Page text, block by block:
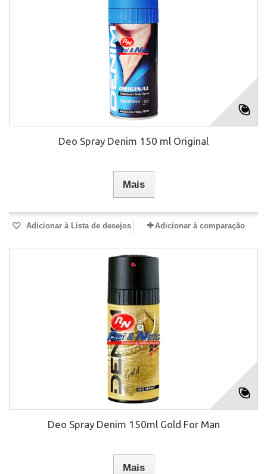
Deo Spray Denim 150 ml Original
Mais
Adicionar à Lista de desejos Adicionar à comparação
Deo Spray Denim 150ml Gold For Man
Mais